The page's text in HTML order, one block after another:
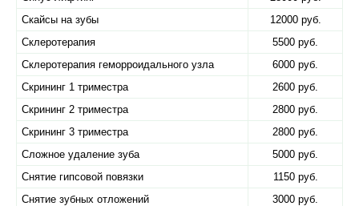
Скайсы на зубы
12000 руб.
Склеротерапия
5500 руб.
Склеротерапия геморроидального узла
6000 руб.
Скрининг 1 триместра
2600 руб.
Скрининг 2 триместра
2800 руб.
Скрининг 3 триместра
2800 руб.
Сложное удаление зуба
5000 руб.
Снятие гипсовой повязки
1150 руб.
Снятие зубных отложений
3000 руб.